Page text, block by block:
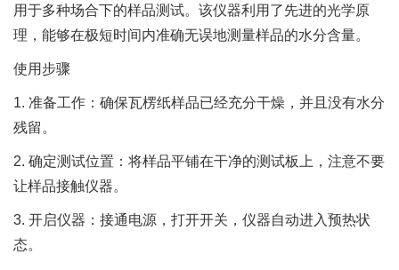
用于多种场合下的样品测试。该仪器利用了先进的光学原
理，能够在极短时间内准确无误地测量样品的水分含量。
使用步骤
1. 准备工作：确保瓦楞纸样品已经充分干燥，并且没有水分
残留。
2. 确定测试位置：将样品平铺在干净的测试板上，注意不要
让样品接触仪器。
3. 开启仪器：接通电源，打开开关，仪器自动进入预热状
态。